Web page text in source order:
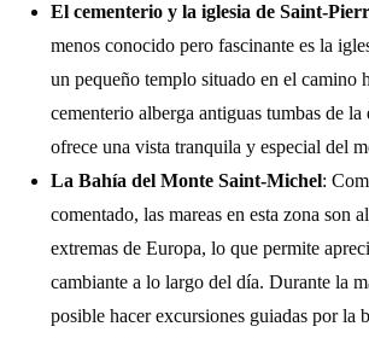
El cementerio y la iglesia de Saint-
menos conocido pero fascinante es la
un pequeño templo situado en el camino
cementerio alberga antiguas tumbas de
ofrece una vista tranquila y especial del
La Bahía del Monte Saint-Michel:
comentado, las mareas en esta zona son
extremas de Europa, lo que permite
cambiante a lo largo del día. Durante la
posible hacer excursiones guiadas por la